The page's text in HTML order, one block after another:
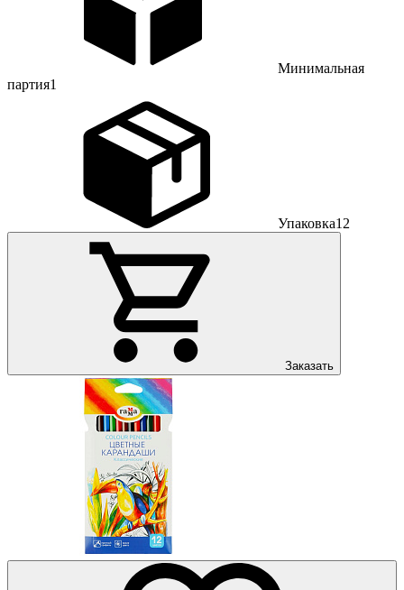
Минимальная
партия1
Упаковка12
Заказать